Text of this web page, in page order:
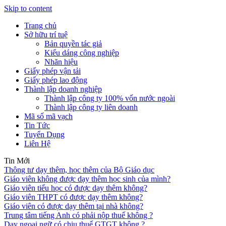
Skip to content
Trang chủ
Sở hữu trí tuệ
Bản quyền tác giả
Kiểu dáng công nghiệp
Nhãn hiệu
Giấy phép vận tải
Giấy phép lao động
Thành lập doanh nghiệp
Thành lập công ty 100% vốn nước ngoài
Thành lập công ty liên doanh
Mã số mã vạch
Tin Tức
Tuyển Dụng
Liên Hệ
Tin Mới
Thông tư dạy thêm, học thêm của Bộ Giáo dục
Giáo viên không được dạy thêm học sinh của mình?
Giáo viên tiểu học có được dạy thêm không?
Giáo viên THPT có được dạy thêm không?
Giáo viên có được dạy thêm tại nhà không?
Trung tâm tiếng Anh có phải nộp thuế không ?
Dạy ngoại ngữ có chịu thuế GTGT không ?